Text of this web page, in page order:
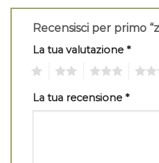
Recensisci per primo
La tua valutazione *
La tua recensione *